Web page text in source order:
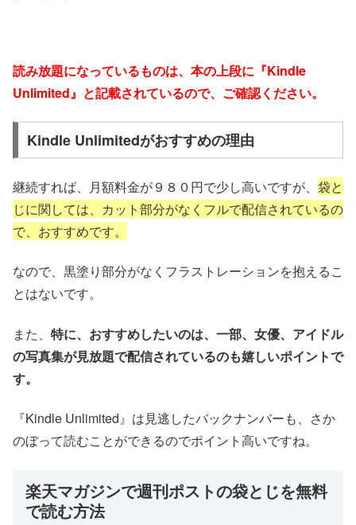
読み放題になっているものは、本の上段に『Kindle
Unlimited』と記載されているので、ご確認ください。
Kindle Unlimitedがおすすめの理由
継続すれば、月額料金が９８０円で少し高いですが、 袋と
じに関しては、カット部分がなくフルで配信されているの
で、おすすめです。
なので、黒塗り部分がなくフラストレーションを抱えるこ
とはないです。
また、 特に、おすすめしたいのは、一部、女優、アイドル
の写真集が見放題で配信されているのも嬉しいポイントで
す。
『Kindle Unlimited』は見逃したバックナンバーも、さか
のぼって読むことができるのでポイント高いですね。
楽天マガジンで週刊ポストの袋とじを無料
で読む方法